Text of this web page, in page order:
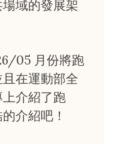
域的發展架
05 月份將跑
在運動部全
介紹了跑
介紹吧！